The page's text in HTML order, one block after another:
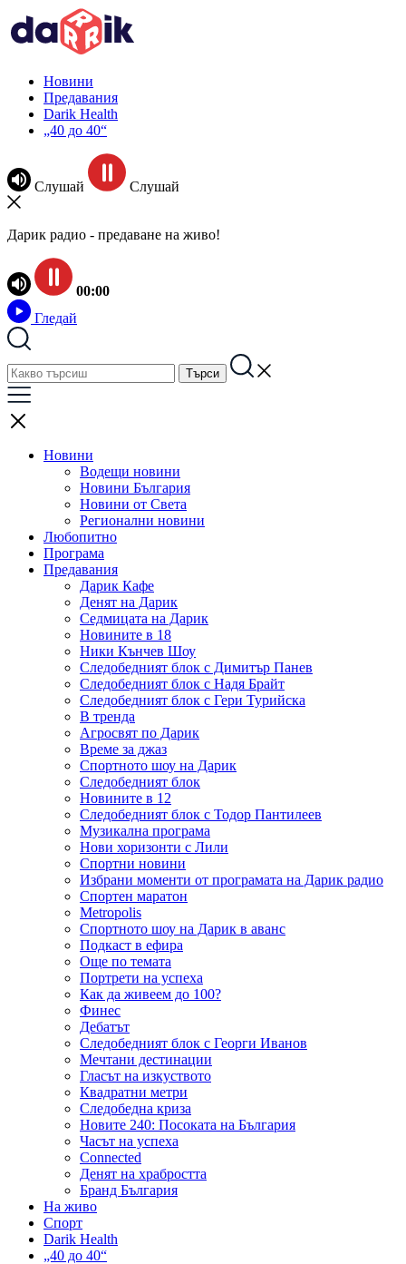
Новини
Предавания
Darik Health
„40 до 40“
Слушай Слушай
Дарик радио - предаване на живо!
00:00
Гледай
Новини
Водещи новини
Новини България
Новини от Света
Регионални новини
Любопитно
Програма
Предавания
Дарик Кафе
Денят на Дарик
Седмицата на Дарик
Новините в 18
Ники Кънчев Шоу
Следобедният блок с Димитър Панев
Следобедният блок с Надя Брайт
Следобедният блок с Гери Турийска
В тренда
Агросвят по Дарик
Време за джаз
Спортното шоу на Дарик
Следобедният блок
Новините в 12
Следобедният блок с Тодор Пантилеев
Музикална програма
Нови хоризонти с Лили
Спортни новини
Избрани моменти от програмата на Дарик радио
Спортен маратон
Metropolis
Спортното шоу на Дарик в аванс
Подкаст в ефира
Още по темата
Портрети на успеха
Как да живеем до 100?
Финес
Дебатът
Следобедният блок с Георги Иванов
Мечтани дестинации
Гласът на изкуството
Квадратни метри
Следобедна криза
Новите 240: Посоката на България
Часът на успеха
Connected
Денят на храбростта
Бранд България
На живо
Спорт
Darik Health
„40 до 40“